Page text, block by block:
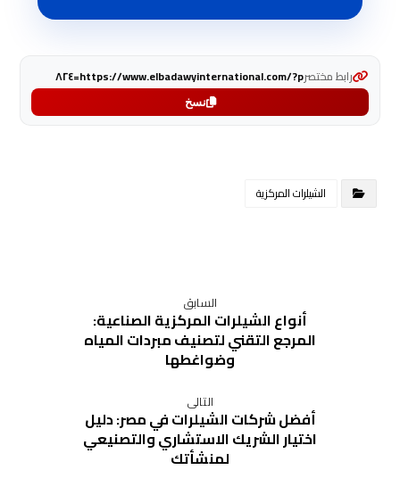
رابط مختصرhttps://www.elbadawyinternational.com/?p=٨٢٤
نسخ
الشيلرات المركزية
السابق
أنواع الشيلرات المركزية الصناعية:
المرجع التقني لتصنيف مبردات المياه
وضواغطها
التالى
أفضل شركات الشيلرات في مصر: دليل
اختيار الشريك الاستشاري والتصنيعي
لمنشأتك